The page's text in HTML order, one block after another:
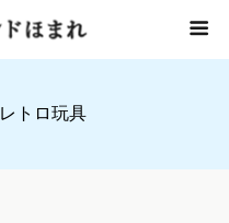
レトロ玩具